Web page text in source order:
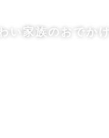
い家族のおでかけ